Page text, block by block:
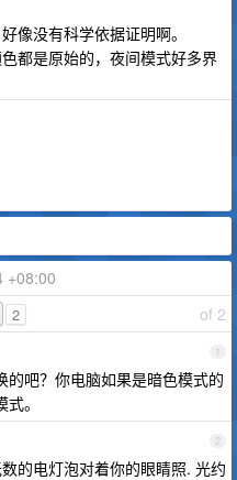
像没有科学依据证明啊。
都是原始的，夜间模式好多界
+08:00
of 2
2
1
吧？你电脑如果是暗色模式的
。
2
的电灯泡对着你的眼睛照. 光约